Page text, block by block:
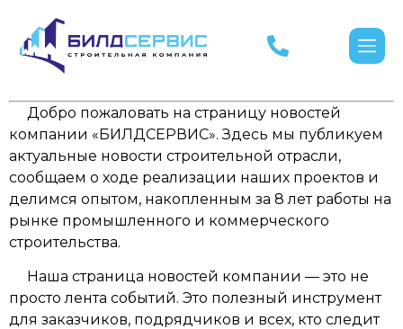
Добро пожаловать на страницу новостей
компании «БИЛДСЕРВИС». Здесь мы публикуем
актуальные новости строительной отрасли,
сообщаем о ходе реализации наших проектов и
делимся опытом, накопленным за 8 лет работы на
рынке промышленного и коммерческого
строительства.
Наша страница новостей компании — это не
просто лента событий. Это полезный инструмент
для заказчиков, подрядчиков и всех, кто следит